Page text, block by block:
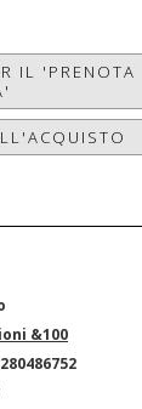
IL 'PRENOTA
&100